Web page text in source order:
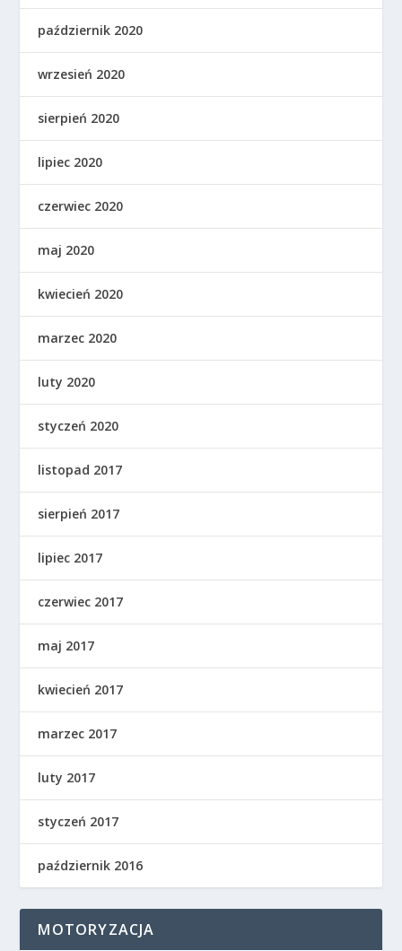
październik 2020
wrzesień 2020
sierpień 2020
lipiec 2020
czerwiec 2020
maj 2020
kwiecień 2020
marzec 2020
luty 2020
styczeń 2020
listopad 2017
sierpień 2017
lipiec 2017
czerwiec 2017
maj 2017
kwiecień 2017
marzec 2017
luty 2017
styczeń 2017
październik 2016
MOTORYZACJA